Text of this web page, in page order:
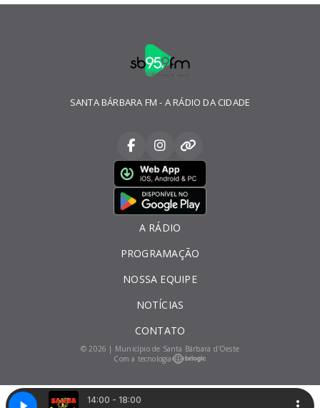
14:00 - 18:00
SANTA BÁRBARA FM - A RÁDIO DA CIDADE
A RÁDIO
PROGRAMAÇÃO
NOSSA EQUIPE
NOTÍCIAS
CONTATO
© 2026 | Município de Santa Bárbara d'Oeste
Com a tecnologia